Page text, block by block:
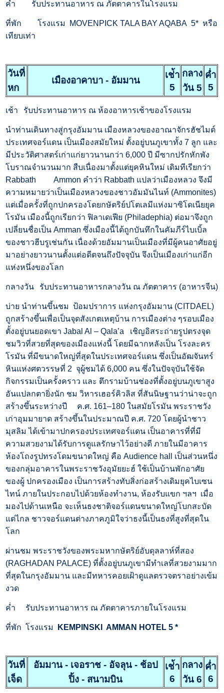
ค่ำ รับประทานอาหาร ณ ภัตตาคารในโรงแรม
ที่พัก
โรงแรม MOVENPICK TALA BAY AQABA 5* หรือ
เทียบเท่า
วันที่
หก
เมืองอาคาบา - อัมมาน
เช่้า
5
กลาง
วัน 5
ค่ำ
5
เช้า รับประทานอาหาร ณ ห้องอาหารเช้าของโรงแรม
นำท่านเดินทางสู่กรุงอัมมาน เมืองหลวงของอาณาจักรฮัชไมต์
ประเทศจอร์แดน เป็นเมืองสมัยใหม่ ตั้งอยู่บนภูเขาทั้ง 7 ลูก และ
มีประวัติศาสตร์เก่าแก่ยาวนานกว่า 6,000 ปี มีซากปรักหักพัง
โบราณจำนวนมาก สืบเนื่องมาตั้งแต่ยุคหินใหม่ เดิมทีเรียกว่า
Rabbath
Ammon คำว่า Rabbath แปลว่าเมืองหลวง จึงมี
ความหมายว่าเป็นเมืองหลวงของชาวอัมมันไนท์ (Ammonites)
แต่เมื่อครั้งที่ถูกปกครองโดยกษัตริย์ปโตเลมีแห่งมาซิโดเนียยุค
โรมัน เมืองนี้ถูกเรียกว่า ฟิลาเดเฟีย (Philadephia) ต่อมาจึงถูก
เปลี่ยนชื่อเป็น Amman ซึ่งเมืองนี้ได้ถูกบันทึกในคัมภีร์ไบเบิ้ล
ของชาวฮีบรูเช่นกัน เนื่องด้วยอัมมานเป็นเมืองที่มีผู้คนอาศัยอยู่
มาอย่างยาวนานตั้งแต่อดีตจนถึงปัจจุบัน จึงเป็นเมืองเก่าแก่อีก
แห่งหนึ่งของโลก
กลางวัน รับประทานอาหารกลางวัน ณ ภัตตาคาร (อาหารจีน)
บ่าย นำท่านขึ้นชม ป้อมปราการ แห่งกรุงอัมมาน (CITDAEL)
ถูกสร้างขึ้นเพื่อเป็นจุดสังเกตเหตุบ้าน การเมืองต่าง ๆรอบเมือง
ตั้งอยู่บนยอดเขา Jabal Al – Qala’a เชิญอิสระถ่ายรูปตรงจุด
ชมวิวที่สวยที่สุดของเมืองแห่งนี้ โดยมีฉากหลังเป็น โรงละคร
โรมัน ที่มีขนาดใหญ่ที่สุดในประเทศจอร์แดน ซึ่งเป็นอัฒจันทร์
หินแห่งศตวรรษที่ 2 จุผู้ชมได้ 6,000 คน ซึ่งในปัจจุบันใช้จัด
กิจกรรมเป็นครั้งคราว และ ตึกรามบ้านช่องที่ตั้งอยู่บนภูเขาสูง
อันแปลกตายิ่งนัก ชม วิหารเฮอร์คิวลิส ที่สันนิษฐานว่าน่าจะถูก
สร้างขึ้นระหว่างปี ค.ศ. 161–180 ในสมัยโรมัน พระราชวัง
เก่าอุมมายาด สร้างขึ้นในประมาณปี ค.ศ. 720 โดยผู้นำชาว
มุสลิม ได้เข้ามาปกครองประเทศจอร์แดน เป็นอาคารที่ที่มี
ความสวยงามได้รับการดูแลรักษาไว้อย่างดี ภายในมีอาคาร
ห้องโถงรูปทรงโดมขนาดใหญ่ คือ Audience hall เป็นส่วนหนึ่ง
ของกลุ่มอาคารในพระราชวังอุมัยยะฮ์ ใช้เป็นบ้านพักอาศัย
ของผู้ ปกครองเมือง เป็นการสร้างทับสิ่งก่อสร้างเดิมยุคไบเซน
ไทน์ ภายในประกอบไปด้วยห้องทำงาน, ห้องรับแขก ฯลฯ เมื่อ
มองไปด้านเหนือ จะเห็นธงชาติจอร์แดนขนาดใหญ่โบกสะบัด
แต่ไกล ชาวจอร์แดนต่างภาคภูมิใจว่าธงนี้เป็นธงที่สูงที่สุดใน
โลก
ผ่านชม พระราชวังของพระมหากษัตริย์อับดุลลาห์ที่สอง
(RAGHADAN PALACE) ที่ตั้งอยู่บนภูเขามีทำเลที่สวยงามมาก
ที่สุดในกรุงอัมมาน และมีทหารคอยเฝ้าดูแลตรวจตราอย่างเข้ม
งวด
ค่ำ รับประทานอาหาร ณ ภัตตาคารภายในโรงแรม
ที่พัก โรงแรม KEMPINSKI AMMAN HOTEL 5 *
วันที่
เจ็ด
อัมมาน - เจอราช - อัจลุน - ช้อป
ปิ้ง - สนามบิน
เช่้า
6
กลาง
วัน 6
ค่ำ
6